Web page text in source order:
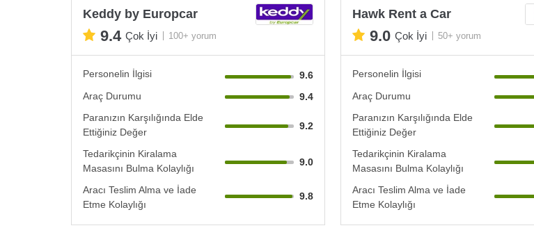
Keddy by Europcar
9.4 Çok İyi 100+ yorum
Personelin İlgisi
9.6
Araç Durumu
9.4
Paranızın Karşılığında Elde
Ettiğiniz Değer
9.2
Tedarikçinin Kiralama
Masasını Bulma Kolaylığı
9.0
Aracı Teslim Alma ve İade
Etme Kolaylığı
9.8
Hawk Rent a Car
9.0 Çok İyi 50+ yorum
Personelin İlgisi
Araç Durumu
Paranızın Karşılığında Elde
Ettiğiniz Değer
Tedarikçinin Kiralama
Masasını Bulma Kolaylığı
Aracı Teslim Alma ve İade
Etme Kolaylığı